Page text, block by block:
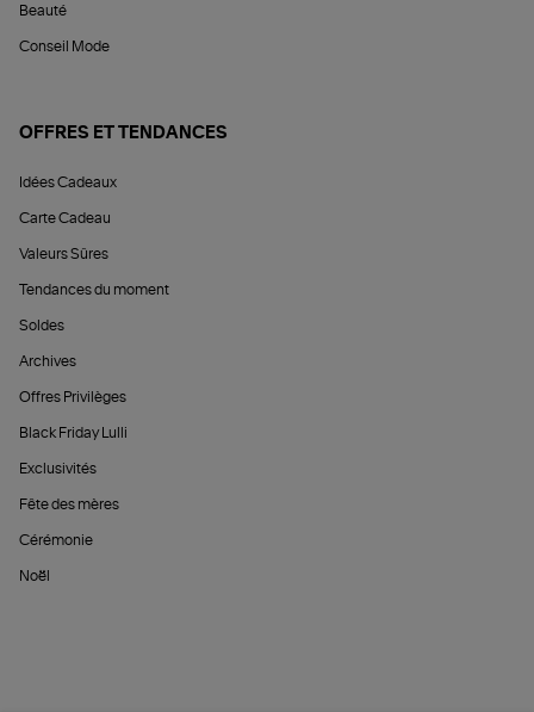
Beauté
Conseil Mode
OFFRES ET TENDANCES
Idées Cadeaux
Carte Cadeau
Valeurs Sûres
Tendances du moment
Soldes
Archives
Offres Privilèges
Black Friday Lulli
Exclusivités
Fête des mères
Cérémonie
Noël